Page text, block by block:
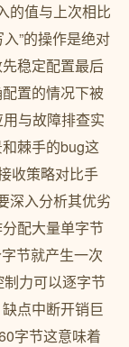
的值与上次相比
”的操作是绝对
稳定配置最后
置的情况下被
与故障排查实
棘手的bug这
收策略对比手
深入分析其优劣
配大量单字节
节就产生一次
力可以逐字节
点中断开销巨
字节这意味着